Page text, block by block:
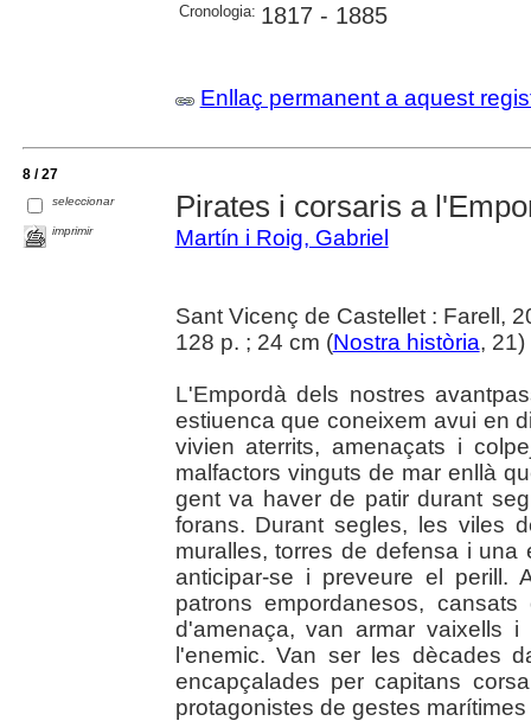
Cronologia: 1817 - 1885
Enllaç permanent a aquest
8 / 27
seleccionar
imprimir
Pirates i corsaris a
Martín i Roig, Gabriel
Sant Vicenç de Castellet : Farell,
128 p. ; 24 cm (Nostra història, 21)
L'Empordà dels nostres
estiuenca que coneixem avui en
vivien aterrits, amenaçats i
malfactors vinguts de mar enllà
gent va haver de patir durant
forans. Durant segles, les viles
muralles, torres de defensa i
anticipar-se i preveure el perill.
patrons empordanesos,
d'amenaça, van armar vaixells
l'enemic. Van ser les dècades
encapçalades per capitans
protagonistes de gestes